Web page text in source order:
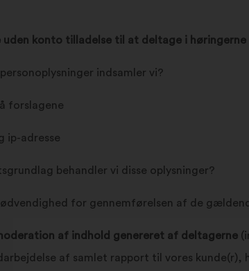
uden konto tilladelse til at deltage i høringerne
indsamler vi?
forslagene
ip-adresse
behandler vi disse oplysninger?
for gennemførelsen af de
af indhold genereret af deltagerne
af samlet rapport til vores kunde(r),